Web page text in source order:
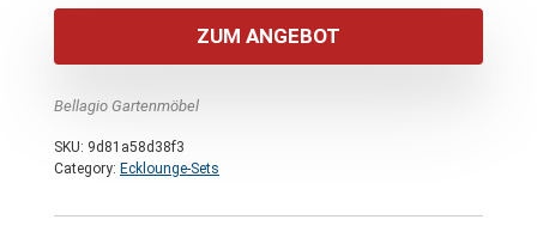
war:
3.980,00 €
ist:
3.005,00 €.
ZUM ANGEBOT
Bellagio Gartenmöbel
SKU: 9d81a58d38f3
Category: Ecklounge-Sets